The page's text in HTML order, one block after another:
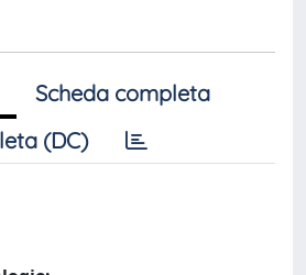
Scheda completa
(DC)